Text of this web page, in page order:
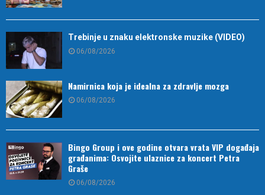
Trebinje u znaku elektronske muzike (VIDEO)
06/08/2026
Namirnica koja je idealna za zdravlje mozga
06/08/2026
Bingo Group i ove godine otvara vrata VIP događaja
građanima: Osvojite ulaznice za koncert Petra
Graše
06/08/2026